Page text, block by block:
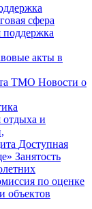
сфера
акты в
ТМО Новости о
отдыха и
Доступная
Занятость
по оценке
объектов